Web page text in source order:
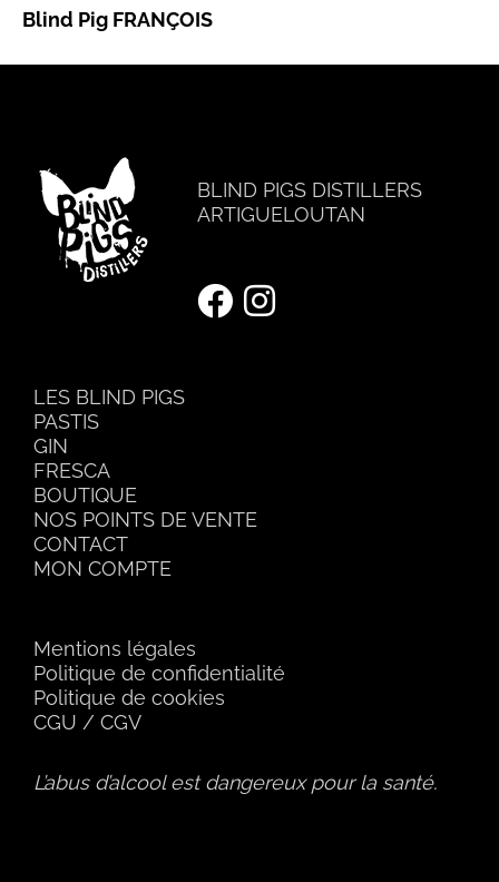
Blind Pig FRANÇOIS
BLIND PIGS DISTILLERS
ARTIGUELOUTAN
LES BLIND PIGS
PASTIS
GIN
FRESCA
BOUTIQUE
NOS POINTS DE VENTE
CONTACT
MON COMPTE
Mentions légales
Politique de confidentialité
Politique de cookies
CGU / CGV
L’abus d’alcool est dangereux pour la santé.